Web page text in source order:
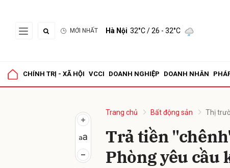
MỚI NHẤT Hà Nội 32°C/ 26 - 32°C
CHÍNH TRỊ - XÃ HỘI VCCI DOANH NGHIỆP DOANH NHÂN
Trang chủ Bất động sản Thị
Trả tiền
Phòng yêu cầu